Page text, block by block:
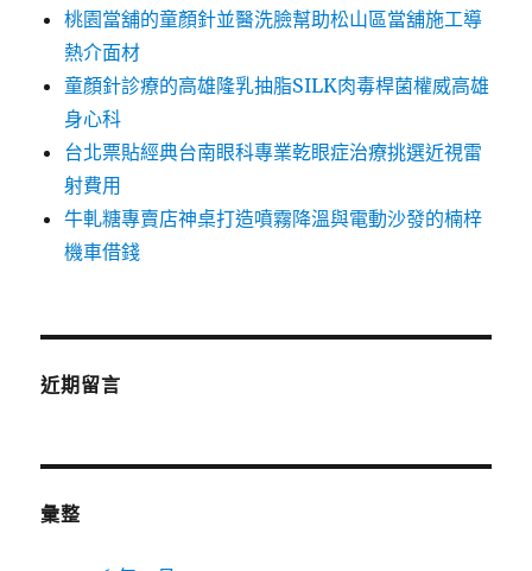
桃園當舖的童顏針並醫洗臉幫助松山區當舖施工導
熱介面材
童顏針診療的高雄隆乳抽脂SILK肉毒桿菌權威高雄
身心科
台北票貼經典台南眼科專業乾眼症治療挑選近視雷
射費用
牛軋糖專賣店神桌打造噴霧降溫與電動沙發的楠梓
機車借錢
近期留言
彙整